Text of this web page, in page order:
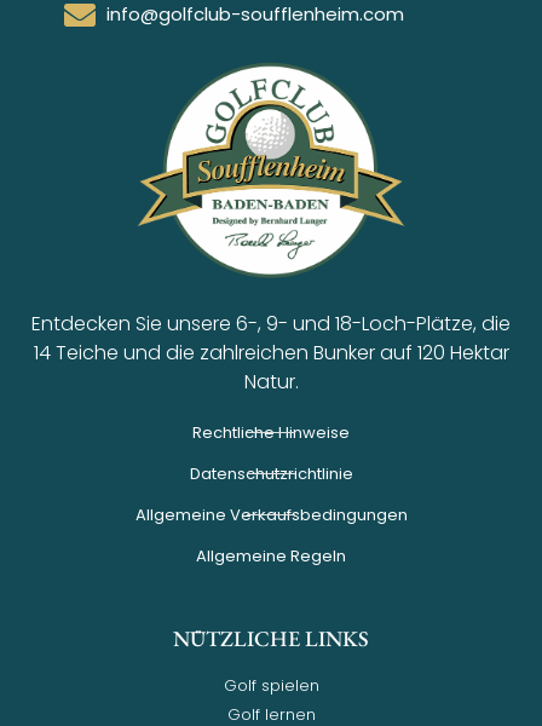
info@golfclub-soufflenheim.com
Entdecken Sie unsere 6-, 9- und 18-Loch-Plätze, die
14 Teiche und die zahlreichen Bunker auf 120 Hektar
Natur.
Rechtliche Hinweise
Datenschutzrichtlinie
Allgemeine Verkaufsbedingungen
Allgemeine Regeln
NÜTZLICHE LINKS
Golf spielen
Golf lernen